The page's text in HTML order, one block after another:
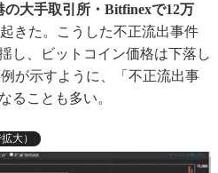
の大手取引所・Bitfinexで12万
きた。こうした不正流出事件
し、ビットコイン価格は下落し
が示すように、「不正流出事
ることも多い。
大）